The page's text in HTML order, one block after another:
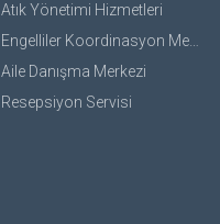
Atık Yönetimi Hizmetleri
Engelliler Koordinasyon Merkezi
Aile Danışma Merkezi
Resepsiyon Servisi